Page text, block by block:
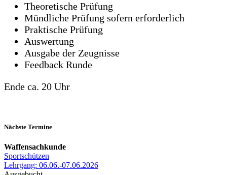
Theoretische Prüfung
Mündliche Prüfung sofern erforderlich
Praktische Prüfung
Auswertung
Ausgabe der Zeugnisse
Feedback Runde
Ende ca. 20 Uhr
Nächste Termine
Waffensachkunde
Sportschützen
Lehrgang: 06.06.-07.06.2026